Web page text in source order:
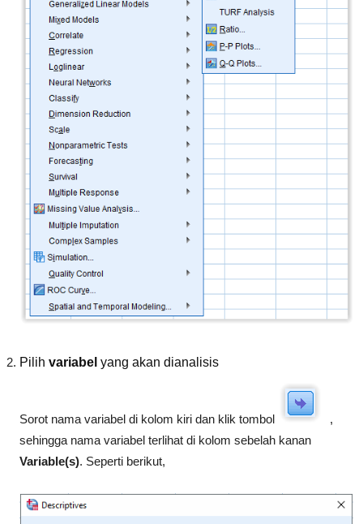
Pilih variabel yang akan dianalisis
Sorot nama variabel di kolom kiri dan klik tombol
,
sehingga nama variabel terlihat di kolom sebelah kanan
Variable(s). Seperti berikut,